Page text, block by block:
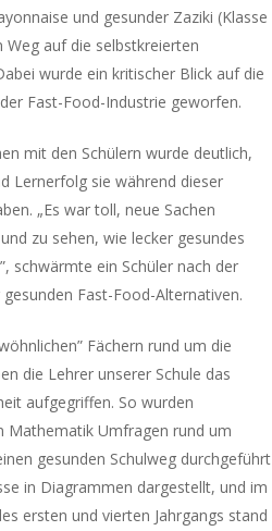
und gesunder Zaziki (Klasse
Weg auf die selbstkreierten
wurde ein kritischer Blick auf die
Fast-Food-Industrie geworfen.
mit den Schülern wurde deutlich,
Lernerfolg sie während dieser
„Es war toll, neue Sachen
zu sehen, wie lecker gesundes
schwärmte ein Schüler nach der
Fast-Food-Alternativen.
Fächern rund um die
die Lehrer unserer Schule das
aufgegriffen. So wurden
Mathematik Umfragen rund um
gesunden Schulweg durchgeführt
in Diagrammen dargestellt, und im
ersten und vierten Jahrgangs stand